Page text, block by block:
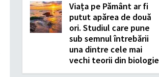
Viața pe Pământ ar fi
putut apărea de două
ori. Studiul care pune
sub semnul întrebării
una dintre cele mai
vechi teorii din biologie